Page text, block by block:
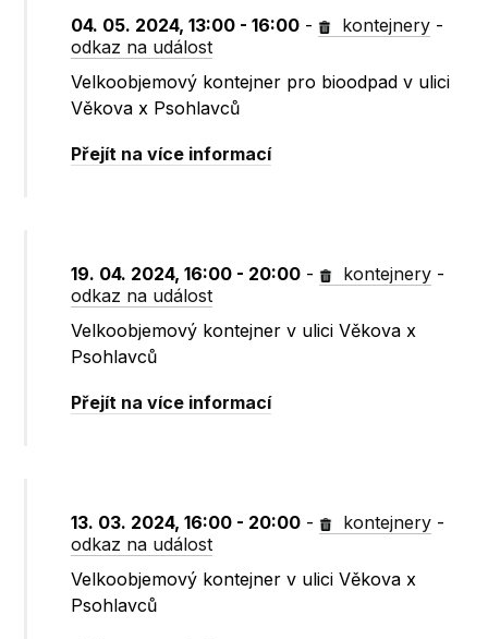
04. 05. 2024, 13:00 - 16:00 - kontejnery -
odkaz na událost
Velkoobjemový kontejner pro bioodpad v ulici
Věkova x Psohlavců
Přejít na více informací
19. 04. 2024, 16:00 - 20:00 - kontejnery -
odkaz na událost
Velkoobjemový kontejner v ulici Věkova x
Psohlavců
Přejít na více informací
13. 03. 2024, 16:00 - 20:00 - kontejnery -
odkaz na událost
Velkoobjemový kontejner v ulici Věkova x
Psohlavců